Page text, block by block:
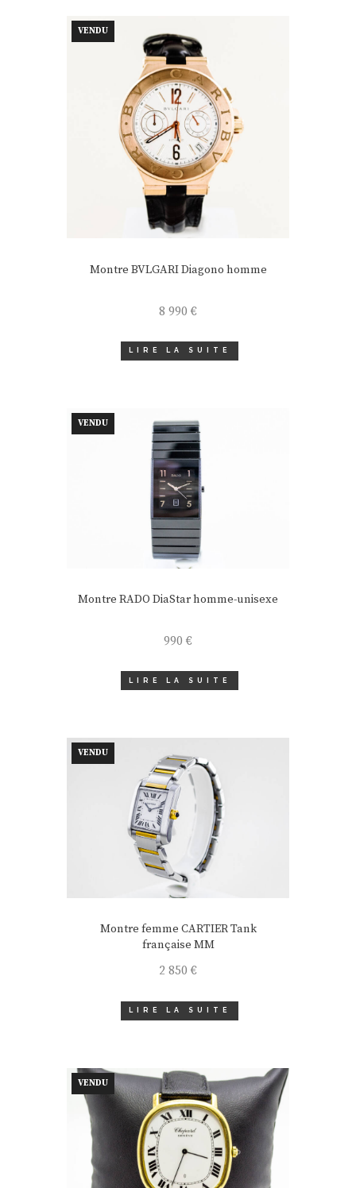
VENDU
Montre BVLGARI Diagono homme
8 990 €
LIRE LA SUITE
VENDU
Montre RADO DiaStar homme-unisexe
990 €
LIRE LA SUITE
VENDU
Montre femme CARTIER Tank
française MM
2 850 €
LIRE LA SUITE
VENDU